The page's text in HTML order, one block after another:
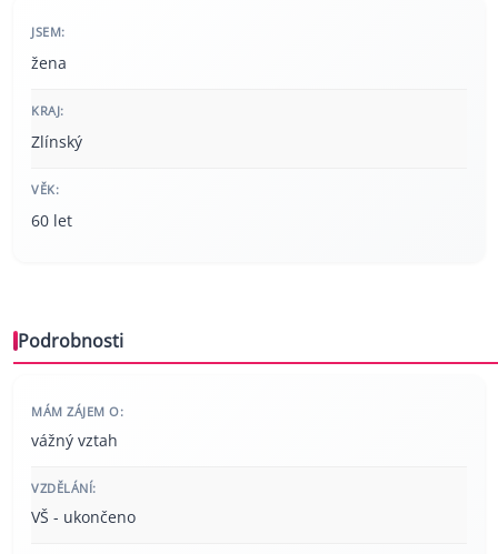
JSEM:
žena
KRAJ:
Zlínský
VĚK:
60 let
Podrobnosti
MÁM ZÁJEM O:
vážný vztah
VZDĚLÁNÍ:
VŠ - ukončeno